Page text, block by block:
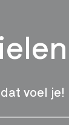
voel je!